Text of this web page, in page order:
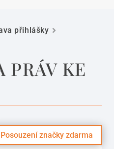
přihlášky
PRÁV KE
Posouzení značky zdarma